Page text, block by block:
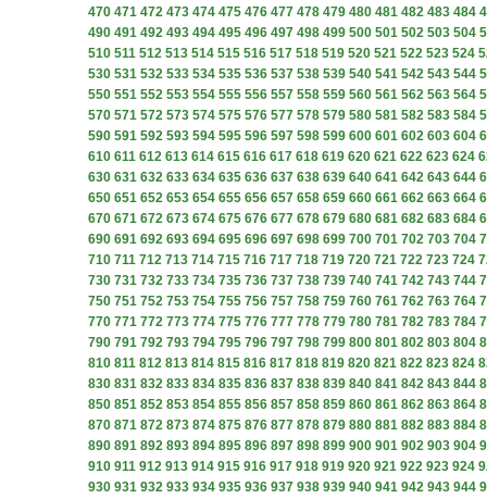
470 471 472 473 474 475 476 477 478 479 480 481 482 483 484
490 491 492 493 494 495 496 497 498 499 500 501 502 503 504
510 511 512 513 514 515 516 517 518 519 520 521 522 523 524
530 531 532 533 534 535 536 537 538 539 540 541 542 543 544
550 551 552 553 554 555 556 557 558 559 560 561 562 563 564
570 571 572 573 574 575 576 577 578 579 580 581 582 583 584
590 591 592 593 594 595 596 597 598 599 600 601 602 603 604
610 611 612 613 614 615 616 617 618 619 620 621 622 623 624
630 631 632 633 634 635 636 637 638 639 640 641 642 643 644
650 651 652 653 654 655 656 657 658 659 660 661 662 663 664
670 671 672 673 674 675 676 677 678 679 680 681 682 683 684
690 691 692 693 694 695 696 697 698 699 700 701 702 703 704
710 711 712 713 714 715 716 717 718 719 720 721 722 723 724
730 731 732 733 734 735 736 737 738 739 740 741 742 743 744
750 751 752 753 754 755 756 757 758 759 760 761 762 763 764
770 771 772 773 774 775 776 777 778 779 780 781 782 783 784
790 791 792 793 794 795 796 797 798 799 800 801 802 803 804
810 811 812 813 814 815 816 817 818 819 820 821 822 823 824
830 831 832 833 834 835 836 837 838 839 840 841 842 843 844
850 851 852 853 854 855 856 857 858 859 860 861 862 863 864
870 871 872 873 874 875 876 877 878 879 880 881 882 883 884
890 891 892 893 894 895 896 897 898 899 900 901 902 903 904
910 911 912 913 914 915 916 917 918 919 920 921 922 923 924
930 931 932 933 934 935 936 937 938 939 940 941 942 943 944